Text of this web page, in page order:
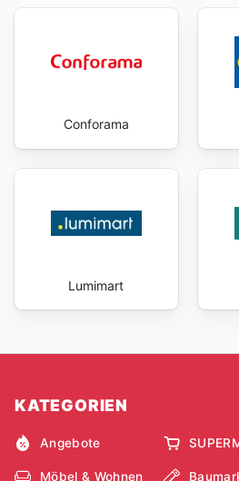
Conforama
Lumimart
KATEGORIEN
Angebote
Möbel & Wohnen